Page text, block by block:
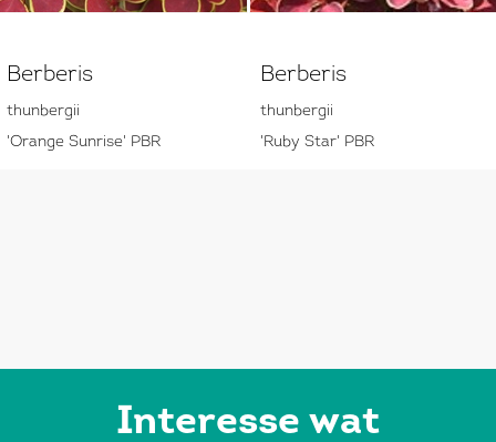
Berberis
thunbergii
'Orange Sunrise' PBR
Berberis
thunbergii
'Ruby Star' PBR
Interesse wat